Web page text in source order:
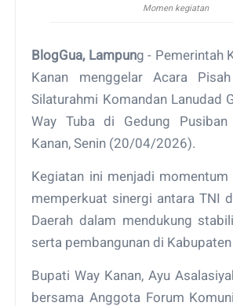
Momen kegiatan
BlogGua, Lampung - Pemerintah
Kanan menggelar Acara
Silaturahmi Komandan Lanudad
Way Tuba di Gedung Pusiban
Kanan, Senin (20/04/2026).
Kegiatan ini menjadi
memperkuat sinergi antara TNI
Daerah dalam mendukung
serta pembangunan di Kabupaten
Bupati Way Kanan, Ayu
bersama Anggota Forum